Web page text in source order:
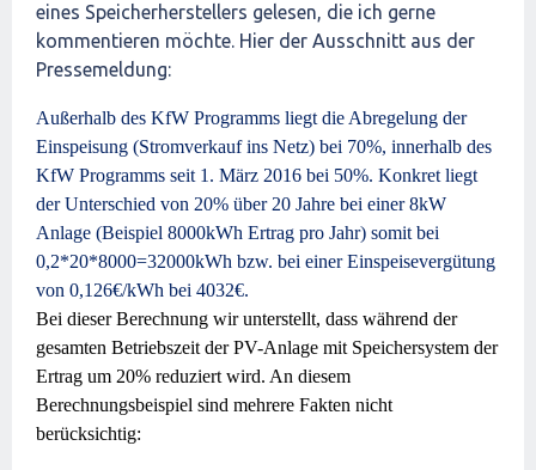
eines Speicherherstellers gelesen, die ich gerne
kommentieren möchte. Hier der Ausschnitt aus der
Pressemeldung:
Außerhalb des KfW Programms liegt die Abregelung der
Einspeisung (Stromverkauf ins Netz) bei 70%, innerhalb des
KfW Programms seit 1. März 2016 bei 50%. Konkret liegt
der Unterschied von 20% über 20 Jahre bei einer 8kW
Anlage (Beispiel 8000kWh Ertrag pro Jahr) somit bei
0,2*20*8000=32000kWh bzw. bei einer Einspeisevergütung
von 0,126€/kWh bei 4032€.
Bei dieser Berechnung wir unterstellt, dass während der
gesamten Betriebszeit der PV-Anlage mit Speichersystem der
Ertrag um 20% reduziert wird. An diesem
Berechnungsbeispiel sind mehrere Fakten nicht
berücksichtig: